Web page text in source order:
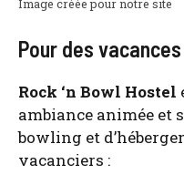
Image créée pour notre site
Pour des
Rock ‘n Bowl Hos­tel
ambiance ani­mée et
bow­ling et
vacan­ciers :